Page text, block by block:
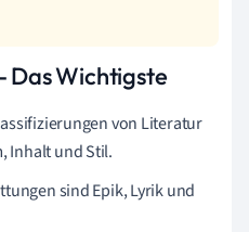
Das Wichtigste
von Literatur
Inhalt und Stil.
sind Epik, Lyrik und